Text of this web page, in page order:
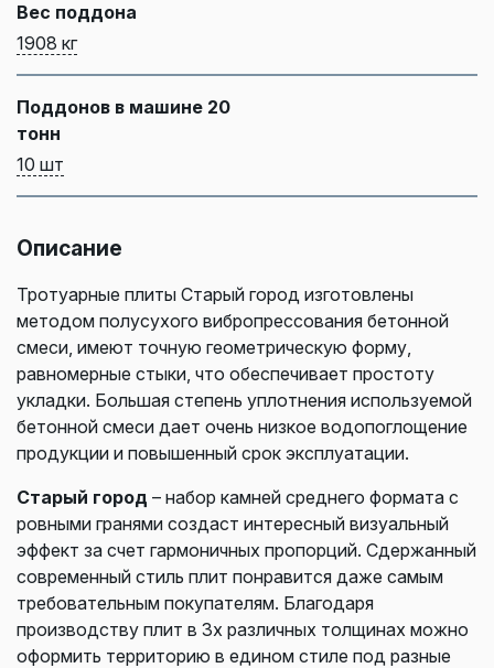
Вес поддона
1908 кг
Поддонов в машине 20
тонн
10 шт
Описание
Тротуарные плиты Старый город изготовлены
методом полусухого вибропрессования бетонной
смеси, имеют точную геометрическую форму,
равномерные стыки, что обеспечивает простоту
укладки. Большая степень уплотнения используемой
бетонной смеси дает очень низкое водопоглощение
продукции и повышенный срок эксплуатации.
Старый город – набор камней среднего формата с
ровными гранями создаст интересный визуальный
эффект за счет гармоничных пропорций. Сдержанный
современный стиль плит понравится даже самым
требовательным покупателям. Благодаря
производству плит в 3х различных толщинах можно
оформить территорию в едином стиле под разные